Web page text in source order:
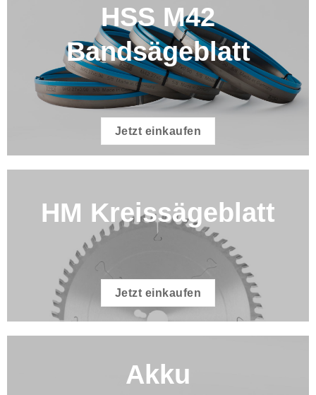
Akku
HSS M42
Bandsägeblatt
Jetzt einkaufen
HM Kreissägeblatt
Jetzt einkaufen